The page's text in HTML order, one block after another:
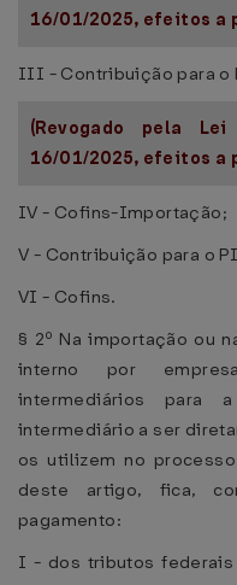
16/01/2025, efeitos a
III - Contribuição para o
(Revogado pela
16/01/2025, efeitos a
IV - Cofins-Importação;
V - Contribuição para o
VI - Cofins.
§ 2º Na importação ou
interno por
intermediários para
intermediário a ser
os utilizem no
deste artigo, fica,
pagamento:
I - dos tributos federais